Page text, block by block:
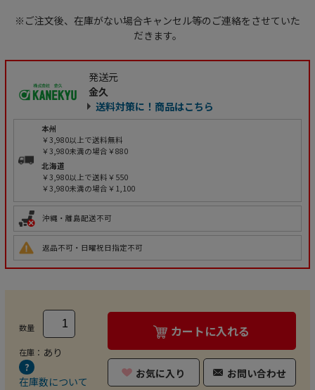
※ご注文後、在庫がない場合キャンセル等のご連絡をさせていた
だきます。
発送元
金久
送料対策に！商品はこちら
本州
￥3,980以上で送料無料
￥3,980未満の場合￥880
北海道
￥3,980以上で送料￥550
￥3,980未満の場合￥1,100
沖縄・離島配送不可
返品不可・日曜祝日指定不可
数量
在庫： あり
在庫数について
カートに入れる
お気に入り お問い合わせ